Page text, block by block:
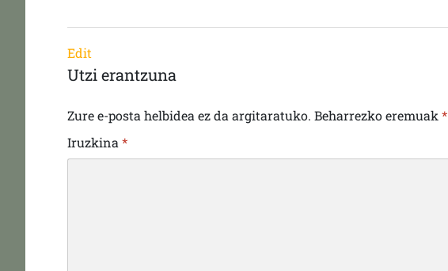
Edit
Utzi erantzuna
Zure e-posta helbidea ez da argitaratuko. Beharrezko eremuak*
Iruzkina*